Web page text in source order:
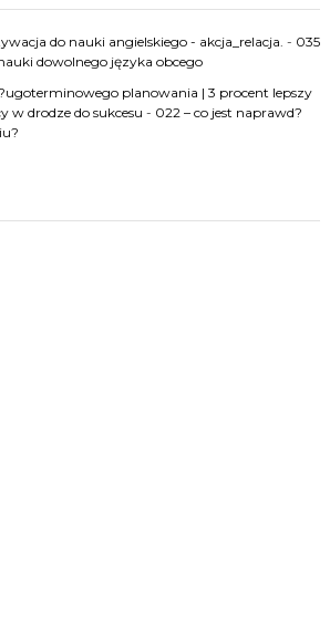
do nauki angielskiego - akcja_relacja. - 035
dowolnego języka obcego
planowania | 3 procent lepszy
w drodze do sukcesu - 022 – co jest naprawd?